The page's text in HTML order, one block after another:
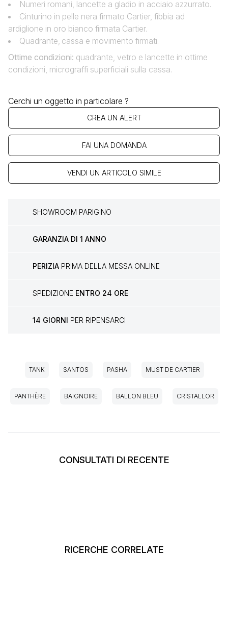
Numeri romani, lancette a gladio in acciaio azzurrato.
Cinturino in pelle nera firmato Cartier, fibbia ad
ardiglione in oro bianco firmata Cartier.
Quadrante‚ cassa e movimento firmati.
Ottime condizioni: quadrante, vetro e lancette in ottime
condizioni, micrograffi superficiali sulla cassa.
Cerchi un oggetto in particolare ?
CREA UN ALERT
FAI UNA DOMANDA
VENDI UN ARTICOLO SIMILE
SHOWROOM PARIGINO
GARANZIA DI 1 ANNO
PERIZIA PRIMA DELLA MESSA ONLINE
SPEDIZIONE ENTRO 24 ORE
14 GIORNI PER RIPENSARCI
TANK SANTOS PASHA MUST DE CARTIER
PANTHÈRE BAIGNOIRE BALLON BLEU CRISTALLOR
CONSULTATI DI RECENTE
RICERCHE CORRELATE